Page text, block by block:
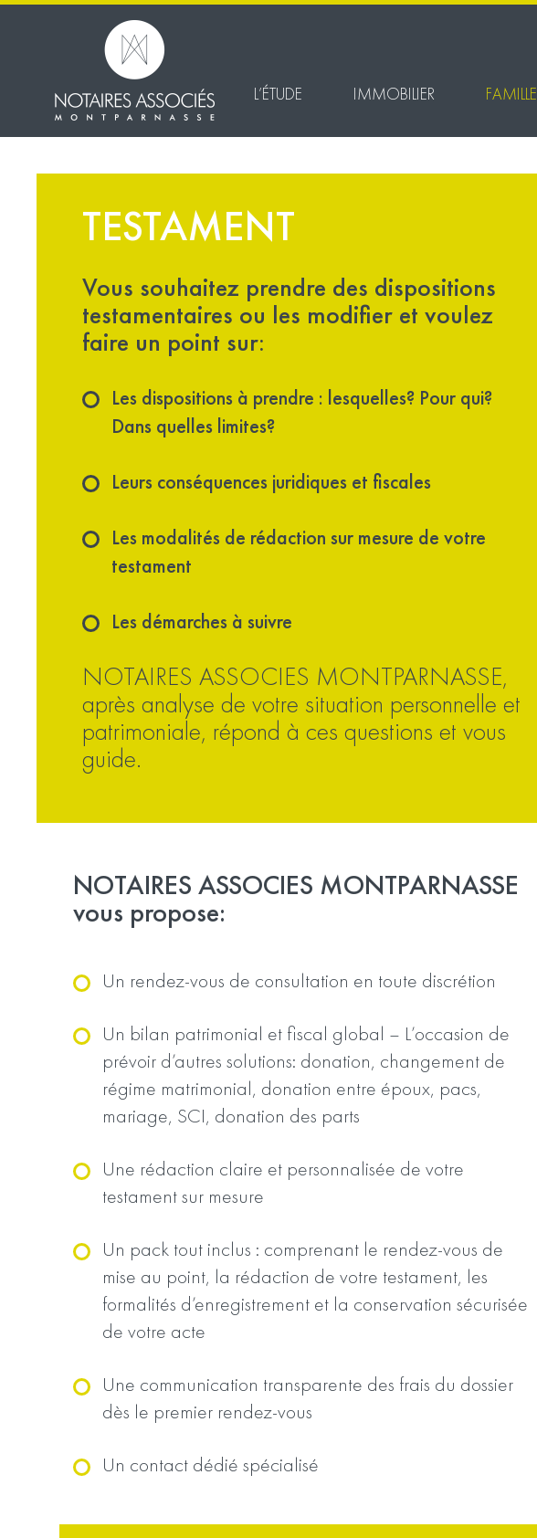
L’ÉTUDE IMMOBILIER FAMILLE
TESTAMENT
Vous souhaitez prendre des dispositions
testamentaires ou les modifier et voulez
faire un point sur:
Les dispositions à prendre : lesquelles? Pour qui?
Dans quelles limites?
Leurs conséquences juridiques et fiscales
Les modalités de rédaction sur mesure de votre
testament
Les démarches à suivre
NOTAIRES ASSOCIES MONTPARNASSE,
après analyse de votre situation personnelle et
patrimoniale, répond à ces questions et vous
guide.
NOTAIRES ASSOCIES MONTPARNASSE
vous propose:
Un rendez-vous de consultation en toute discrétion
Un bilan patrimonial et fiscal global – L’occasion de
prévoir d’autres solutions: donation, changement de
régime matrimonial, donation entre époux, pacs,
mariage, SCI, donation des parts
Une rédaction claire et personnalisée de votre
testament sur mesure
Un pack tout inclus : comprenant le rendez-vous de
mise au point, la rédaction de votre testament, les
formalités d’enregistrement et la conservation sécurisée
de votre acte
Une communication transparente des frais du dossier
dès le premier rendez-vous
Un contact dédié spécialisé